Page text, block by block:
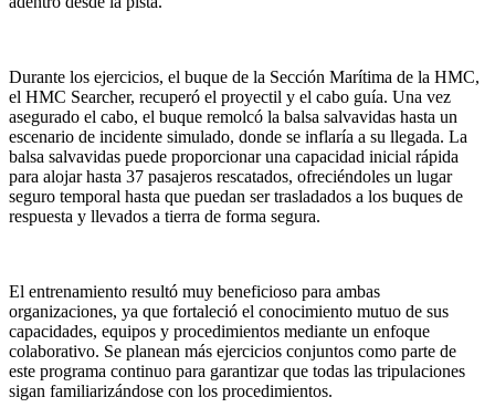
Durante los ejercicios, el buque de la Sección Marítima de la HMC,
el HMC Searcher, recuperó el proyectil y el cabo guía. Una vez
asegurado el cabo, el buque remolcó la balsa salvavidas hasta un
escenario de incidente simulado, donde se inflaría a su llegada. La
balsa salvavidas puede proporcionar una capacidad inicial rápida
para alojar hasta 37 pasajeros rescatados, ofreciéndoles un lugar
seguro temporal hasta que puedan ser trasladados a los buques de
respuesta y llevados a tierra de forma segura.
El entrenamiento resultó muy beneficioso para ambas
organizaciones, ya que fortaleció el conocimiento mutuo de sus
capacidades, equipos y procedimientos mediante un enfoque
colaborativo. Se planean más ejercicios conjuntos como parte de
este programa continuo para garantizar que todas las tripulaciones
sigan familiarizándose con los procedimientos.